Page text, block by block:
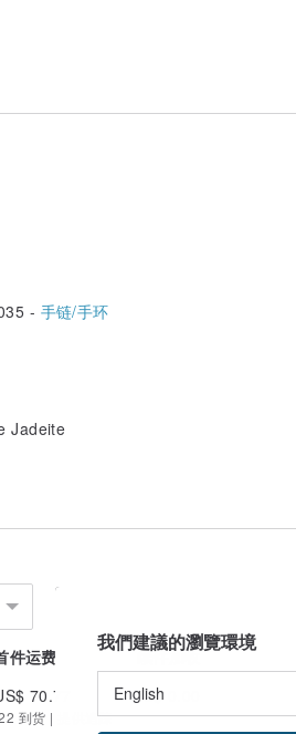
- 手链/手环
Jadeite
件运费
续件加收
70.77 US$ 0.00
到货 | 提供追踪
我們建議的瀏覽環境